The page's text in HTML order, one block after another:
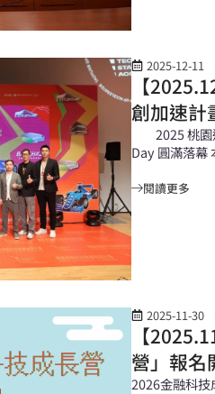
2025-12-11
【
創加速
2025 桃園
Day 圓滿落
閱讀更多
2025-11-30
【
營」報名
2026金融科